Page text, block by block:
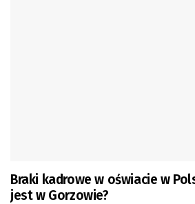
Braki kadrowe w oświacie w
jest w Gorzowie?